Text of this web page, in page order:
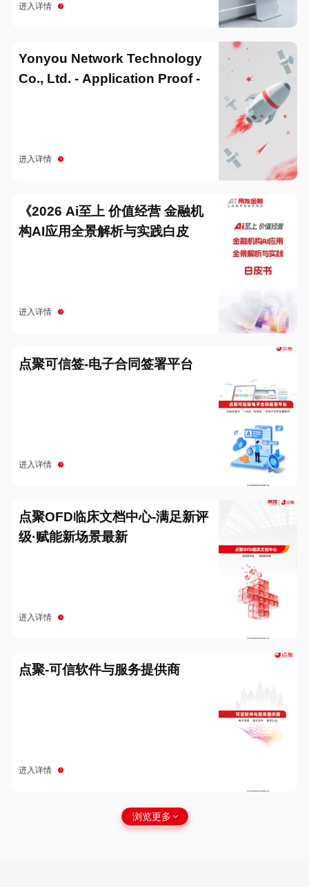
进入详情
Yonyou Network Technology
Co., Ltd. - Application Proof -
进入详情
《2026 Ai至上 价值经营 金融机
构AI应用全景解析与实践白皮
进入详情
点聚可信签-电子合同签署平台
进入详情
点聚OFD临床文档中心-满足新评
级·赋能新场景最新
进入详情
点聚-可信软件与服务提供商
进入详情
浏览更多